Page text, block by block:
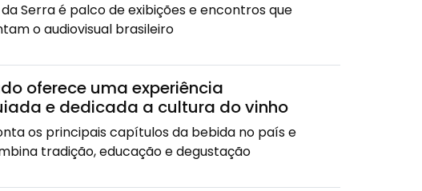
Serra é palco de exibições e encontros que
o audiovisual brasileiro
oferece uma experiência
e dedicada a cultura do vinho
os principais capítulos da bebida no país e
tradição, educação e degustação